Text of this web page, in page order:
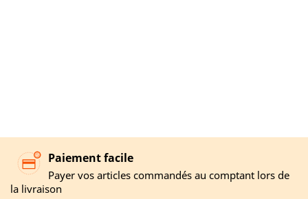
Paiement facile
Payer vos articles commandés au comptant lors de
la livraison